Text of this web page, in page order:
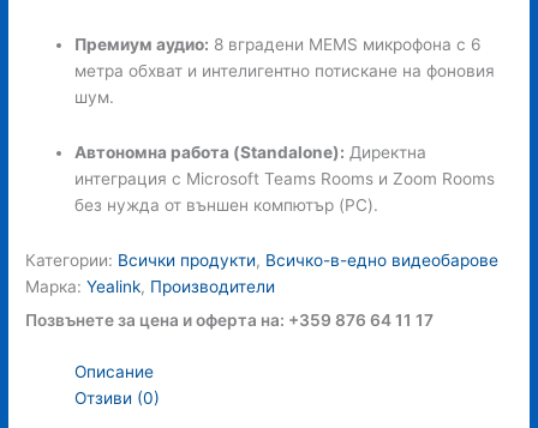
Премиум аудио: 8 вградени MEMS микрофона с 6
метра обхват и интелигентно потискане на фоновия
шум.
Автономна работа (Standalone): Директна
интеграция с Microsoft Teams Rooms и Zoom Rooms
без нужда от външен компютър (PC).
Категории: Всички продукти, Всичко-в-едно видеобарове
Марка:Yealink, Производители
Позвънете за цена и оферта на: +359 876 64 11 17
Описание
Отзиви (0)